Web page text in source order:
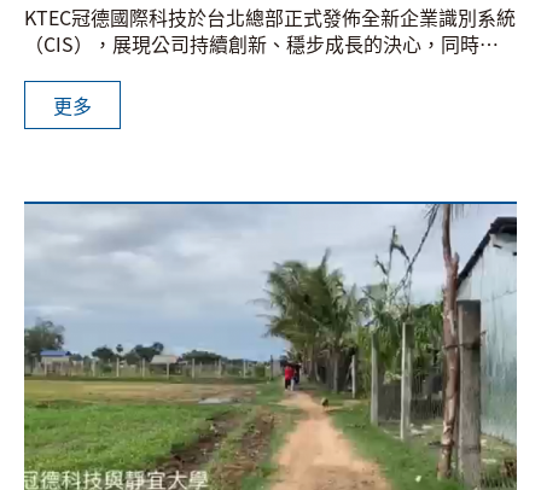
KTEC冠德國際科技於台北總部正式發佈全新企業識別系統
（CIS），展現公司持續創新、穩步成長的決心，同時標
Logo設計，呈現出現代化的企業視覺形象，並體現KTEC
冠德在專業知識、技術領先、卓越品質與競爭力等四大核
更多